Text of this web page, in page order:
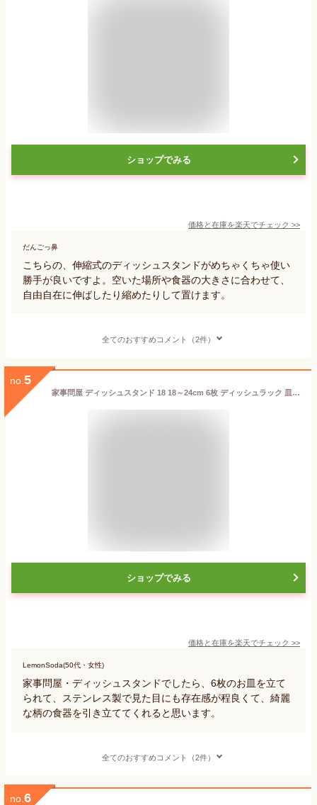
ショップでみる
価格と在庫を楽天でチェック >>
だんごっ鼻
こちらの、伸縮式のディッシュスタンドがめちゃくちゃ使い
勝手が良いですよ。空いた場所や食器の大きさに合わせて、
自由自在に伸ばしたり縮めたりして置けます。
全てのおすすめコメント（2件）
no. 5
家事問屋 ディッシュスタンド 18 18～24cm 6枚 ディッシュラック 皿立て お皿 食器 収納 立てて収納 ステンレス 日本製 41644 大皿 食器棚 皿立て 食器立て
ショップでみる
価格と在庫を楽天でチェック >>
LemonSoda(50代・女性)
家事問屋・ディッシュスタンドでしたら、6枚のお皿を立て
られて、ステンレス製で見た目にも存在感が程良くて、綺麗
な柄の食器を引き立ててくれると思います。
全てのおすすめコメント（2件）
no. 6